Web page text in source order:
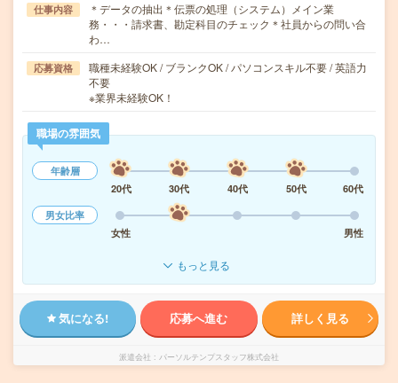
仕事内容
＊データの抽出＊伝票の処理（システム）メイン業
務・・・請求書、勘定科目のチェック＊社員からの問い合
わ…
応募資格
職種未経験OK / ブランクOK / パソコンスキル不要 / 英語力
不要
※業界未経験OK！
職場の雰囲気
年齢層
20代
30代 40代 50代
60代
男女比率
女性
男性
もっと見る
気になる! 応募へ進む 詳しく見る
派遣会社 パーソルテンプスタッフ株式会社